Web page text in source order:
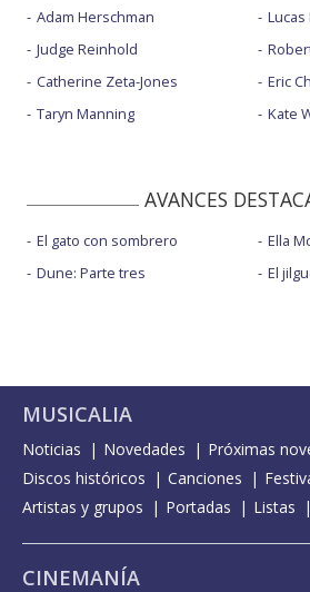
Adam Herschman
Judge Reinhold
Catherine Zeta-Jones
Taryn Manning
Eric
Kate
AVANCES
El gato con sombrero
Dune: Parte tres
Ella
El
MUSICALIA
Noticias Novedades
Próximas
Discos históricos
Canciones
Artistas y grupos
Portadas Listas
CINEMANÍA